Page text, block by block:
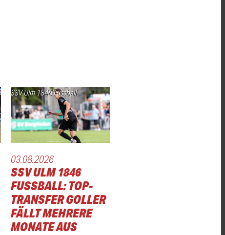
SSV Ulm 1846 Fussball
03.08.2026
SSV ULM 1846
FUSSBALL: TOP-
TRANSFER GOLLER
FÄLLT MEHRERE
MONATE AUS